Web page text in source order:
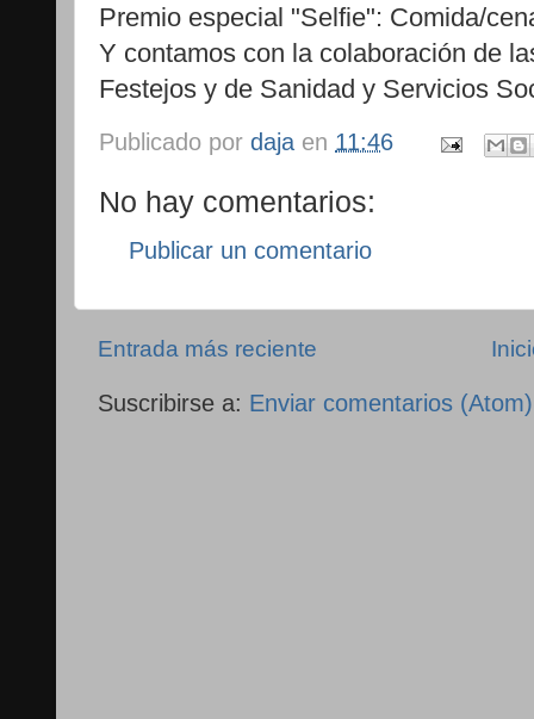
Premio especial "Selfie": Comida/
Y contamos con la colaboración de
Festejos y de Sanidad y Servicios
Publicado por daja en 11:46
No hay comentarios:
Publicar un comentario
Entrada más reciente
Suscribirse a: Enviar comentarios (Atom)